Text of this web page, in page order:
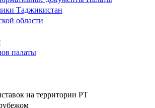
Таджикистан
области
палаты
на территории РТ